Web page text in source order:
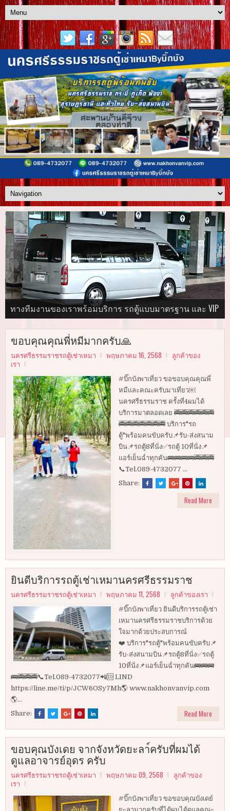
ทีมงานคุณภาพ "นครศรีธรรมราชรถตู้เช่าเหมา"
ทางทีมงานของเราพร้อมบริการ รถตู้แบบมาตรฐาน และ VIP
บริการ"รถตู้"พร้อมคนขับ
นำเที่ยวในจังหวัดนครศรีธรรมราช กระบี่ พังงา ภูเก็ต ตรัง
และทั่วไทย
รับ-ส่งสนามบิน ✅รถตู้10ที่นั่ง ✅รถตู้ 8 ที่นั่ง
รับ-ส่งสนามบิน ✅รถตู้10ที่นั่ง ✅รถตู้ 8 ที่นั่ง
รับ-ส่งสนามบิน ✅รถตู้10ที่นั่ง ✅รถตู้ 8 ที่นั่ง
ขอบคุณคุณพี่หมีมากครับ🙏
นครศรีธรรมราชรถตู้เช่าเหมา พฤษภาคม 16, 2568
ลูกค้าของ
เรา
#บิ๊กบังพาเที่ยว ขอขอบคุณคุณพี่
หมีและคณะครับมาเที่ยว￼
นครศรีธรรมราช ครั้งที่4ผมได้
บริการมาตลอดเลย 🚎🚎🚎🚎🚎🚎
🚎🚎🚎🚎🚎🚎🚎 บริการ"รถ
ตู้"พร้อมคนขับครับ📌รับ-ส่งสนาม
บิน📌รถตู้8ที่นั่ง✅รถตู้ 10ที่นั่ง📌
แอร์เย็นฉ่ำทุกคัน🚌🚌🚌🚌🚎🚎🚎
📞Tel.089-4732077 ...
Share:
Read More
ยินดีบริการรถตู้เช่าเหมานครศรีธรรมราช
นครศรีธรรมราชรถตู้เช่าเหมา พฤษภาคม 11, 2568 ลูกค้าของเรา
#บิ๊กบังพาเที่ยว ยินดีบริการรถตู้เช่า
เหมานครศรีธรรมราชบริการด้วย
ใจมากด้วยประสบการณ์
❤️ บริการ"รถตู้"พร้อมคนขับครับ📌
รับ-ส่งสนามบิน📌รถตู้8ที่นั่ง✅รถตู้
10ที่นั่ง📌แอร์เย็นฉ่ำทุกคัน🚌🚌🚌
🚌🚎🚎🚎📞Tel.089-4732077📲🆔 LIND
https://line.me/ti/p/JCW6OSy7Mh🌎 www.nakhonvanvip.com
🌎...
Share:
Read More
ขอบคุณบังเดย จากจังหวัดยะลา์ครับที่ผมได้
ดูแลอาจารย์อุดร ครับ
นครศรีธรรมราชรถตู้เช่าเหมา พฤษภาคม 09, 2568
ลูกค้าของ
เรา
#บิ๊กบังพาเที่ยว ขอขอบคุณบังเดย์